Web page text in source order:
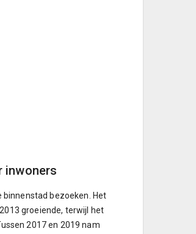
inwoners
binnenstad bezoeken. Het
groeiende, terwijl het
2017 en 2019 nam